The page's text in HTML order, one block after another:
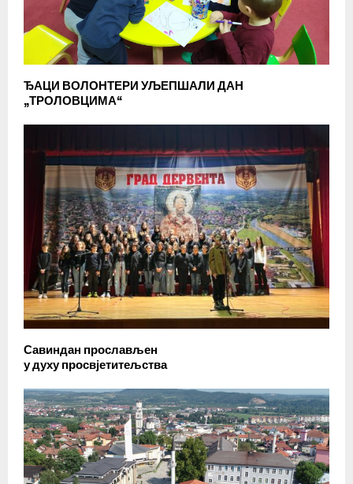
ЂАЦИ ВОЛОНТЕРИ УЉЕПШАЛИ ДАН
„ТРОЛОВЦИМА“
Савиндан прослављен
у духу просвјетитељства